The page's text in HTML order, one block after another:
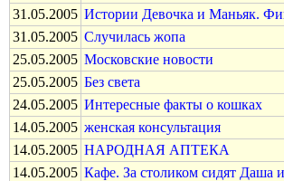
31.05.2005 Истории Девочка и Маньяк.
31.05.2005 Cлучилась жопа
25.05.2005 Московские новости
25.05.2005 Без света
24.05.2005 Интересные факты о кошках
14.05.2005 женская консультация
14.05.2005 НАРОДНАЯ АПТЕКА
14.05.2005 Кафе. За столиком сидят Даша